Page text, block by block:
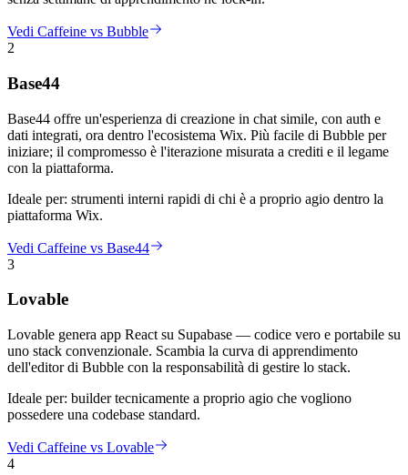
Vedi Caffeine vs Bubble
2
Base44
Base44 offre un'esperienza di creazione in chat simile, con auth e
dati integrati, ora dentro l'ecosistema Wix. Più facile di Bubble per
iniziare; il compromesso è l'iterazione misurata a crediti e il legame
con la piattaforma.
Ideale per: strumenti interni rapidi di chi è a proprio agio dentro la
piattaforma Wix.
Vedi Caffeine vs Base44
3
Lovable
Lovable genera app React su Supabase — codice vero e portabile su
uno stack convenzionale. Scambia la curva di apprendimento
dell'editor di Bubble con la responsabilità di gestire lo stack.
Ideale per: builder tecnicamente a proprio agio che vogliono
possedere una codebase standard.
Vedi Caffeine vs Lovable
4